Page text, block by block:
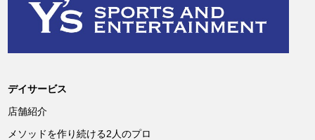
デイサービス
店舗紹介
メソッドを作り続ける2人のプロ